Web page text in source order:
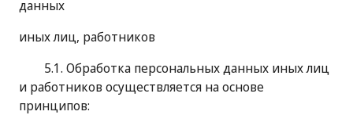
данных
иных лиц, работников
5.1. Обработка персональных данных иных лиц
и работников осуществляется на основе
принципов: